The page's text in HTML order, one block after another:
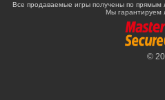
Все продаваемые игры получены по
Мы гарантируем
©